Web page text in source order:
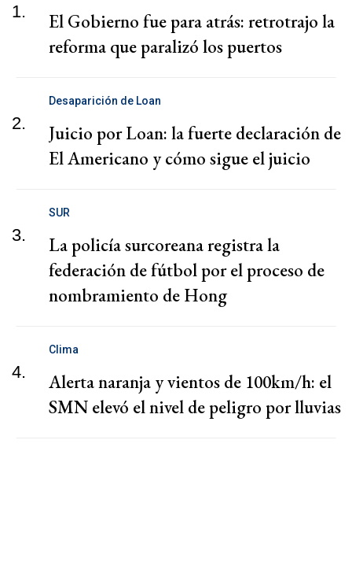
1.
El Gobierno fue para atrás: retrotrajo la
reforma que paralizó los puertos
2.
Desaparición de Loan
Juicio por Loan: la fuerte declaración de
El Americano y cómo sigue el juicio
3.
SUR
La policía surcoreana registra la
federación de fútbol por el proceso de
nombramiento de Hong
4.
Clima
Alerta naranja y vientos de 100km/h: el
SMN elevó el nivel de peligro por lluvias